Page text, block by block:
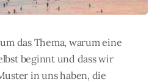
das Thema, warum eine
beginnt und dass wir
in uns haben, die